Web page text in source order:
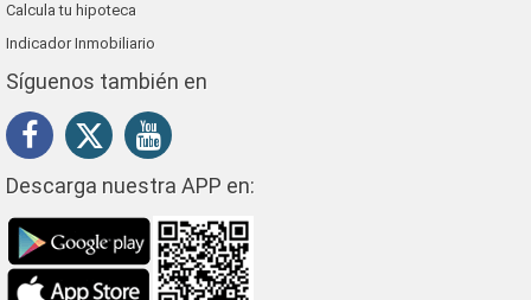
Calcula tu hipoteca
Indicador Inmobiliario
Síguenos también en
Descarga nuestra APP en: